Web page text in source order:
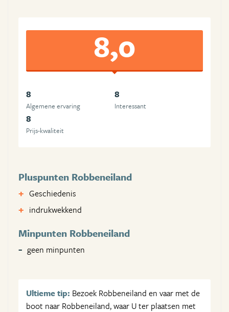
8,0
8
Algemene ervaring
8
Interessant
8
Prijs-kwaliteit
Pluspunten Robbeneiland
Geschiedenis
indrukwekkend
Minpunten Robbeneiland
geen minpunten
Ultieme tip: Bezoek Robbeneiland en vaar met de
boot naar Robbeneiland, waar U ter plaatsen met